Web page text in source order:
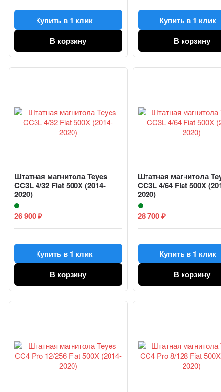
Купить в 1 клик
В корзину
Купить в 1 клик
В корзину
Штатная магнитола Teyes
CC3L 4/32 Fiat 500X (2014-
2020)
26 900₽
Купить в 1 клик
В корзину
Штатная магнитола
CC3L 4/64 Fiat 500X
2020)
28 700₽
Купить в 1 клик
В корзину